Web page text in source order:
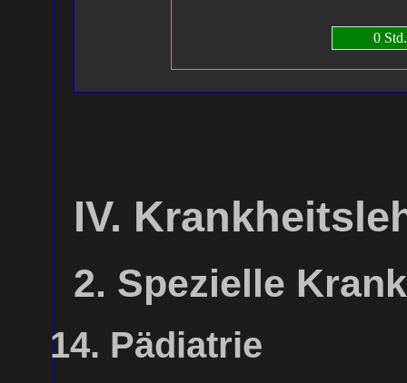
IV.
2. Spezielle
Pädiatrie